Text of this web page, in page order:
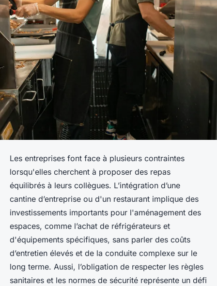
Les entreprises font face à plusieurs contraintes
lorsqu'elles cherchent à proposer des repas
équilibrés à leurs collègues. L’intégration d’une
cantine d’entreprise ou d'un restaurant implique des
investissements importants pour l'aménagement des
espaces, comme l’achat de réfrigérateurs et
d'équipements spécifiques, sans parler des coûts
d’entretien élevés et de la conduite complexe sur le
long terme. Aussi, l’obligation de respecter les règles
sanitaires et les normes de sécurité représente un défi